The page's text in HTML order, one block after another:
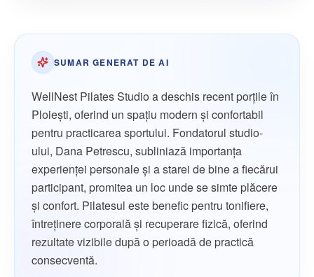
SUMAR GENERAT DE AI
WellNest Pilates Studio a deschis recent porțile în
Ploiești, oferind un spațiu modern și confortabil
pentru practicarea sportului. Fondatorul studio-
ului, Dana Petrescu, subliniază importanța
experienței personale și a starei de bine a fiecărui
participant, promitea un loc unde se simte plăcere
și confort. Pilatesul este benefic pentru tonifiere,
întreținere corporală și recuperare fizică, oferind
rezultate vizibile după o perioadă de practică
consecventă.